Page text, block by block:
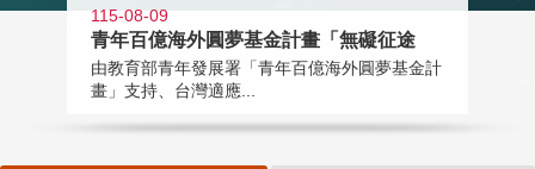
115-08-09
青年百億海外圓夢基金計畫「無礙征途
由教育部青年發展署「青年百億海外圓夢基金計
畫」支持、台灣適應...